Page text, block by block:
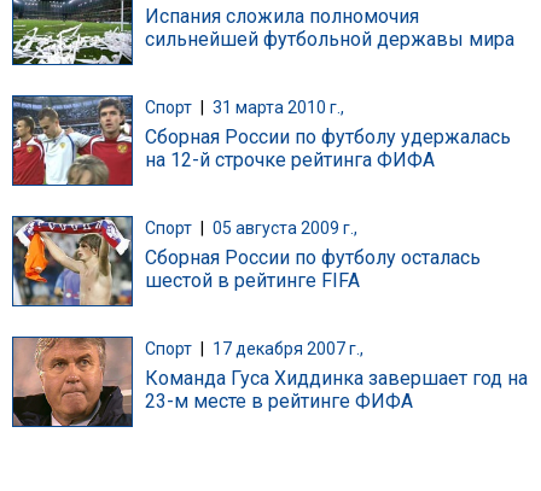
Испания сложила полномочия
сильнейшей футбольной державы мира
Спорт 31 марта 2010 г.,
Сборная России по футболу удержалась
на 12-й строчке рейтинга ФИФА
Спорт 05 августа 2009 г.,
Сборная России по футболу осталась
шестой в рейтинге FIFA
Спорт 17 декабря 2007 г.,
Команда Гуса Хиддинка завершает год на
23-м месте в рейтинге ФИФА